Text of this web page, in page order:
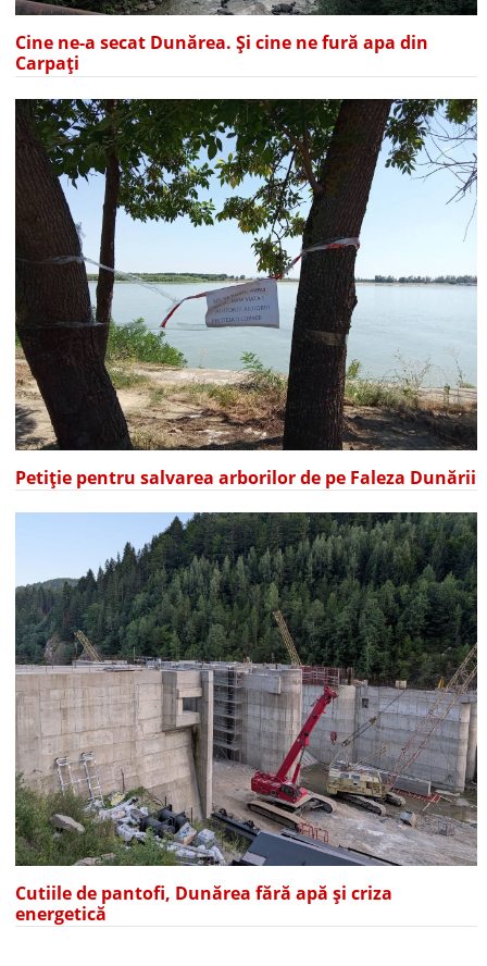
Cine ne-a secat Dunărea. Și cine ne fură apa din
Carpați
Petiție pentru salvarea arborilor de pe Faleza Dunării
Cutiile de pantofi, Dunărea fără apă și criza
energetică